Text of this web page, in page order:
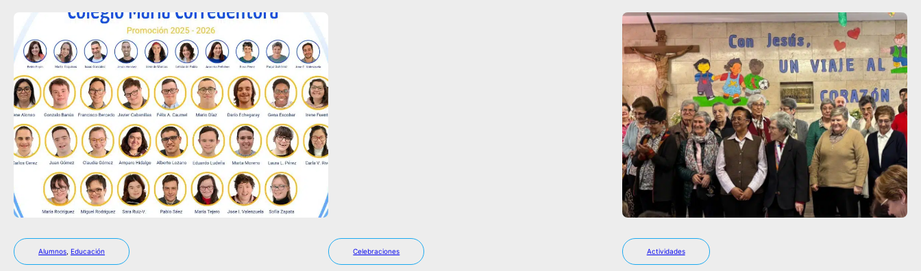
Alumnos Educación Celebraciones Actividades